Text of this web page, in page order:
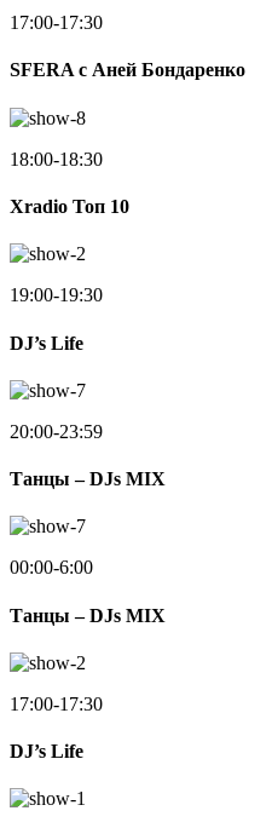
17:00-17:30
SFERA с Аней Бондаренко
18:00-18:30
Xradio Топ 10
19:00-19:30
DJ’s Life
20:00-23:59
Танцы – DJs MIX
00:00-6:00
Танцы – DJs MIX
17:00-17:30
DJ’s Life